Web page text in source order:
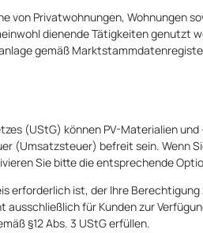
Batteriespeicher 12kWh LUNA2000 12-
Huawei
Huawei
LUNA2000 12-S1
Art.Nr.:20262737AR
4.799,00 €
inkl.0% USt.für Betreiber der Anlage
von Privatwohnungen, Wohnungen
dienende Tätigkeiten genutzt
gemäß
(UStG) können PV-Materialien
(Umsatzsteuer) befreit sein. Wenn
Sie bitte die entsprechende
erforderlich ist, der Ihre Berechtigung
für Kunden zur
§12 Abs. 3 UStG erfüllen.